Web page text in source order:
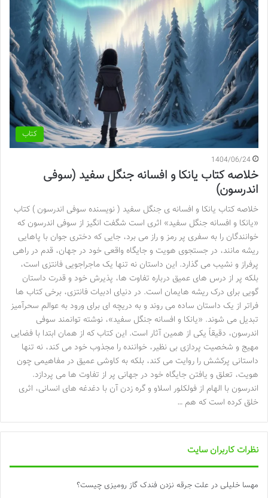
کتاب
1404/06/24
خلاصه کتاب یانکا و افسانه جنگل سفید (سوفی
اندرسون)
خلاصه کتاب یانکا و افسانه ی جنگل سفید ( نویسنده سوفی اندرسون ) کتاب
«یانکا و افسانه جنگل سفید» اثری است شگفت انگیز از سوفی اندرسون که
خوانندگان را به سفری پر رمز و راز می برد، جایی که دختری جوان با پاهایی
ریشه مانند، در جستجوی هویت و جایگاه واقعی خود در جهان، قدم در راهی
پرفراز و نشیب می گذارد. این داستان نه تنها یک ماجراجویی فانتزی است،
بلکه پر از درس های عمیق درباره تفاوت ها، پذیرش خود و قدرت داستان
گویی برای درک ریشه هایمان است. در دنیای ادبیات فانتزی، برخی کتاب ها
فراتر از یک داستان ساده می روند و به دریچه ای برای ورود به عوالم سحرآمیز
تبدیل می شوند. «یانکا و افسانه جنگل سفید»، نوشته توانمند سوفی
اندرسون، دقیقاً یکی از همین آثار است. این کتاب که از همان ابتدا با فضایی
مهیج و شخصیت پردازی بی نظیر، خواننده را مجذوب خود می کند، نه تنها
داستانی پرکشش را روایت می کند، بلکه به کاوشی عمیق در مفاهیمی چون
هویت، تعلق و یافتن جایگاه خود در جهانی پر از تفاوت ها می پردازد.
اندرسون با الهام از فولکلور اسلاو و گره زدن آن با دغدغه های انسانی، اثری
خلق کرده است که هم …
نظرات کاربران سایت
مهسا خلیلی در علت جرقه نزدن فندک گاز رومیزی چیست؟